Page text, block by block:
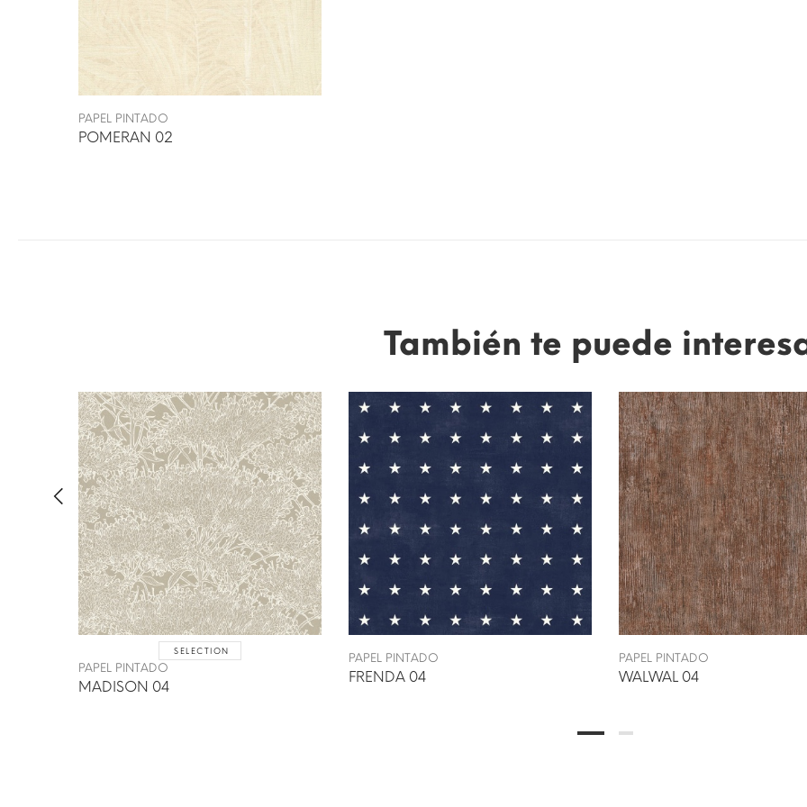
PAPEL PINTADO
POMERAN 02
También te puede
SELECTION
PAPEL PINTADO
MADISON 04
PAPEL PINTADO
FRENDA 04
PAPEL PINTADO
WALWAL 04